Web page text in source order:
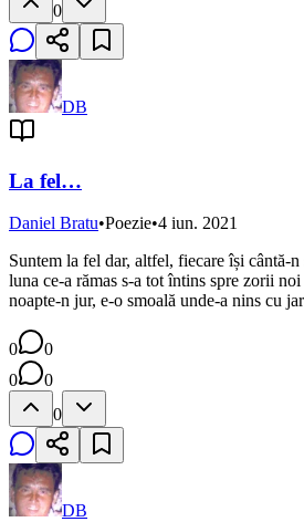
0
DB
La fel…
Daniel Bratu•Poezie•4 iun. 2021
Suntem la fel dar, altfel, fiecare își cântă-
luna ce-a rămas s-a tot întins spre zorii
noapte-n jur, e-o smoală unde-a nins cu
0
0
0
0
0
DB